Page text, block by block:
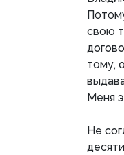
свою
тому,
Меня
Не